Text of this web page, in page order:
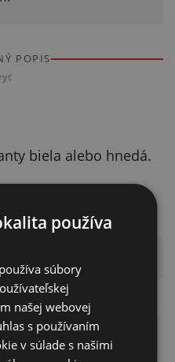
POPIS
biela alebo hnedá.
priemer 50 cm
40 cm
používa
súbory
našej webovej
s používaním
v súlade s našimi